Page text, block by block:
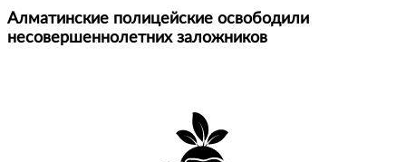
Алматинские полицейские освободили
несовершеннолетних заложников